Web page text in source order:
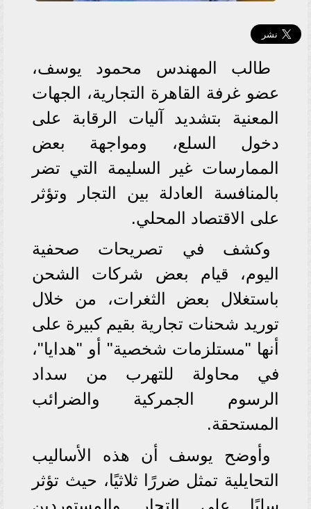
طالب المهندس محمود يوسف،
عضو غرفة القاهرة التجارية، الجهات
المعنية بتشديد آليات الرقابة على
دخول السلع، ومواجهة بعض
الممارسات غير السليمة التي تضر
بالمنافسة العادلة بين التجار وتؤثر
على الاقتصاد المحلي.
وكشف في تصريحات صحفية
اليوم، قيام بعض شركات الشحن
باستغلال بعض الثغرات، من خلال
توريد شحنات تجارية بقيم كبيرة على
أنها "مستلزمات شخصية" أو "هدايا"،
في محاولة للتهرب من سداد
الرسوم الجمركية والضرائب
المستحقة.
وأوضح يوسف أن هذه الأساليب
التحايلية تمثل ضررًا ثلاثيًا، حيث تؤثر
سلبًا على التجار والمستوردين